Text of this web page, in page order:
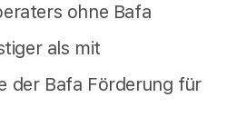
ohne Bafa
als mit
der Bafa Förderung für